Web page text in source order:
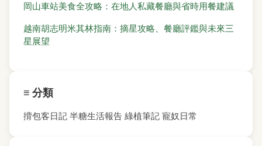
岡山車站美食全攻略：在地人私藏餐廳與省時用餐建議
越南胡志明米其林指南：摘星攻略、餐廳評鑑與未來三
星展望
≡ 分類
揹包客日記 半糖生活報告 綠植筆記 寵奴日常